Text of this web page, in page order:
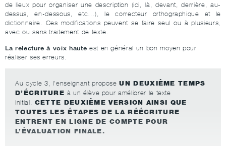
de lieux pour organiser une description (ici, là, devant, derrière, au-
dessus, en-dessous, etc…), le correcteur orthographique et le
dictionnaire. Ces modifications peuvent se faire seul ou à plusieurs,
avec ou sans traitement de texte.
La relecture à voix haute est en général un bon moyen pour
réaliser ses erreurs.
Au cycle 3, l’enseignant proposeUN DEUXIÈME TEMPS
D’ÉCRITURE à un élève pour améliorer le texte
initial. CETTE DEUXIÈME VERSION AINSI QUE
TOUTES LES ÉTAPES DE LA RÉÉCRITURE
ENTRENT EN LIGNE DE COMPTE POUR
L’ÉVALUATION FINALE.